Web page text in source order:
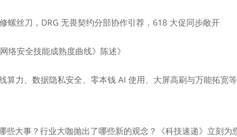
丝刀，DRG 无畏契约分部协作引荐，618 大促同步敞开
安全技能成熟度曲线》陈述》
力、数据隐私安全、零本钱 AI 使用、大屏高刷与万能拓宽
事？行业大咖抛出了哪些新的观念？《科技速递》立刻为